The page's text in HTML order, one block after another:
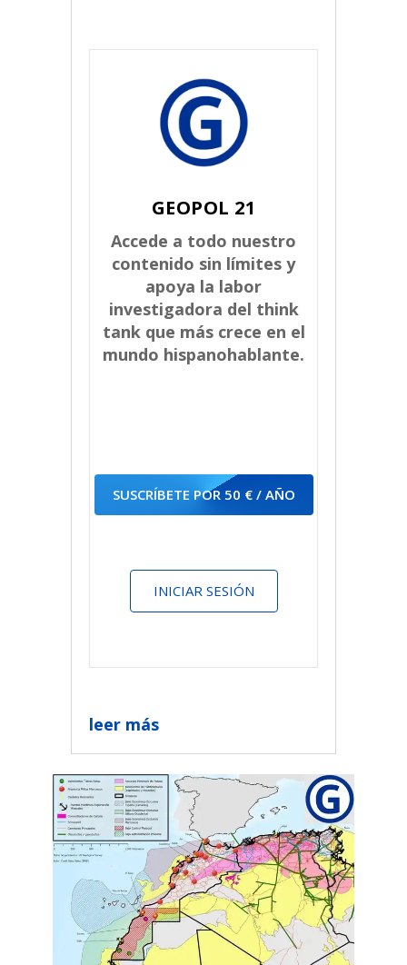
GEOPOL 21
Accede a todo nuestro
contenido sin límites y
apoya la labor
investigadora del think
tank que más crece en el
mundo hispanohablante.
SUSCRÍBETE POR 50 € / AÑO
INICIAR SESIÓN
leer más